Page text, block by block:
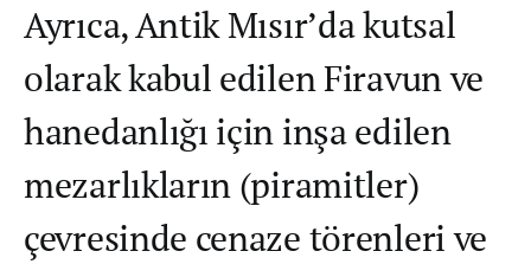
Ayrıca, Antik Mısır’da kutsal
olarak kabul edilen Firavun ve
hanedanlığı için inşa edilen
mezarlıkların (piramitler)
çevresinde cenaze törenleri ve